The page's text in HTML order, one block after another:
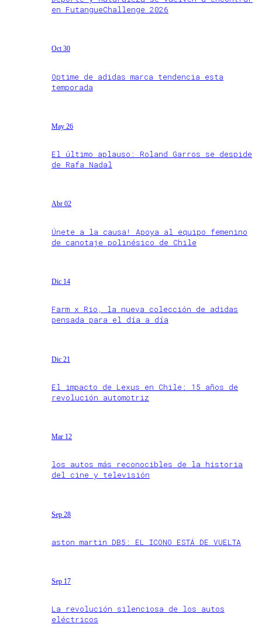
en FutangueChallenge 2026
Oct 30
Optime de adidas marca tendencia esta
temporada
May 26
El último aplauso: Roland Garros se despide
de Rafa Nadal
Abr 02
Únete a la causa! Apoya al equipo femenino
de canotaje polinésico de Chile
Dic 14
Farm x Rio, la nueva colección de adidas
pensada para el día a día
Dic 21
El impacto de Lexus en Chile: 15 años de
revolución automotriz
Mar 12
los autos más reconocibles de la historia
del cine y televisión
Sep 28
aston martin DB5: EL ICONO ESTÁ DE VUELTA
Sep 17
La revolución silenciosa de los autos
eléctricos